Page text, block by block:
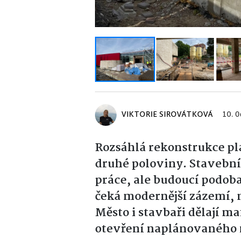
VIKTORIE SIROVÁTKOVÁ 10.
Rozsáhlá rekonstrukce
druhé poloviny.
práce, ale budoucí
čeká modernější
Město i stavbaři dělají
otevření naplánovaného